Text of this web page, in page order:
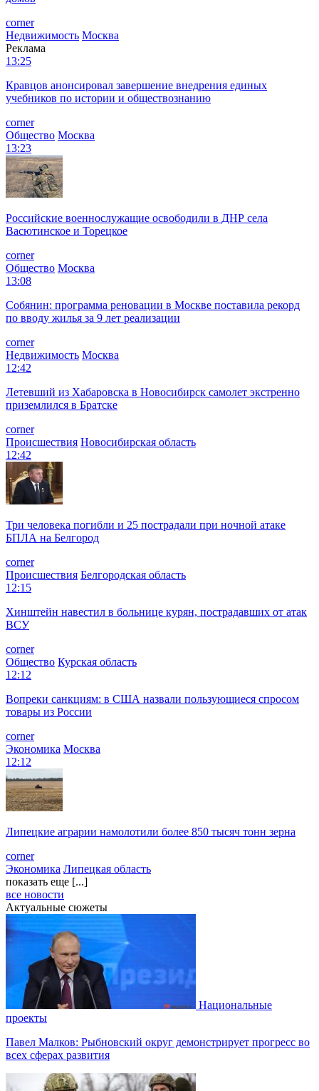
corner
Недвижимость Москва
Реклама
13:25
Кравцов анонсировал завершение внедрения единых
учебников по истории и обществознанию
corner
Общество Москва
13:23
Российские военнослужащие освободили в ДНР села
Васютинское и Торецкое
corner
Общество Москва
13:08
Собянин: программа реновации в Москве поставила рекорд
по вводу жилья за 9 лет реализации
corner
Недвижимость Москва
12:42
Летевший из Хабаровска в Новосибирск самолет экстренно
приземлился в Братске
corner
Происшествия Новосибирская область
12:42
Три человека погибли и 25 пострадали при ночной атаке
БПЛА на Белгород
corner
Происшествия Белгородская область
12:15
Хинштейн навестил в больнице курян, пострадавших от атак
ВСУ
corner
Общество Курская область
12:12
Вопреки санкциям: в США назвали пользующиеся спросом
товары из России
corner
Экономика Москва
12:12
Липецкие аграрии намолотили более 850 тысяч тонн зерна
corner
Экономика Липецкая область
показать еще [...]
все новости
Актуальные сюжеты
Национальные
проекты
Павел Малков: Рыбновский округ демонстрирует прогресс во
всех сферах развития